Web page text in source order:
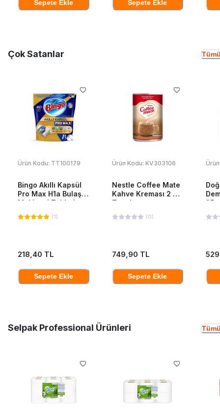
Sepete Ekle Sepete Ekle
Çok Satanlar
Ürün Kodu: TT100179
Bingo Akıllı Kapsül
Pro Max H1a Bulaşık
Makinesi Tableti
40'Lı
(1)
218,40 TL
Sepete Ekle
Ürün Kodu: KV303106
Nestle Coffee Mate
Kahve Kreması 2 Kg
Teneke
(0)
749,90 TL
Sepete Ekle
Selpak Professional Ürünleri